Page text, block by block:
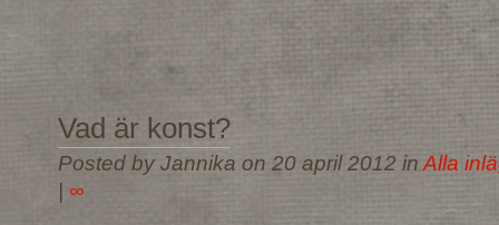
Vad är konst?
Posted by Jannika on 20 april 2012 in Alla
∞